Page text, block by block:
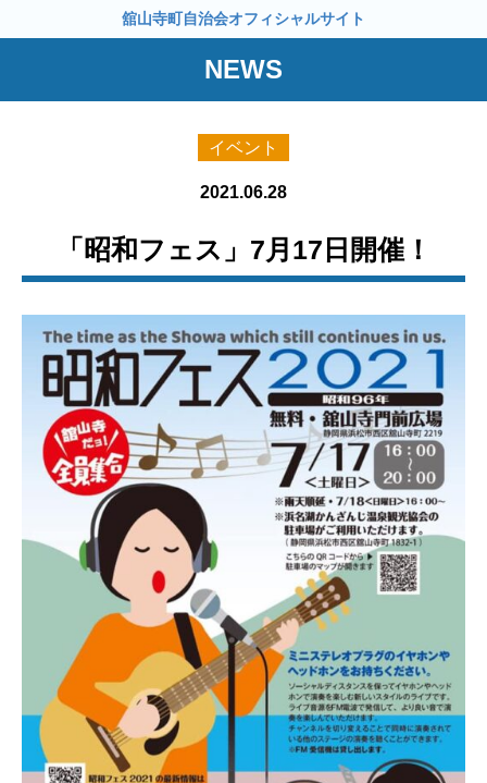
舘山寺町自治会オフィシャルサイト
NEWS
イベント
2021.06.28
「昭和フェス」7月17日開催！